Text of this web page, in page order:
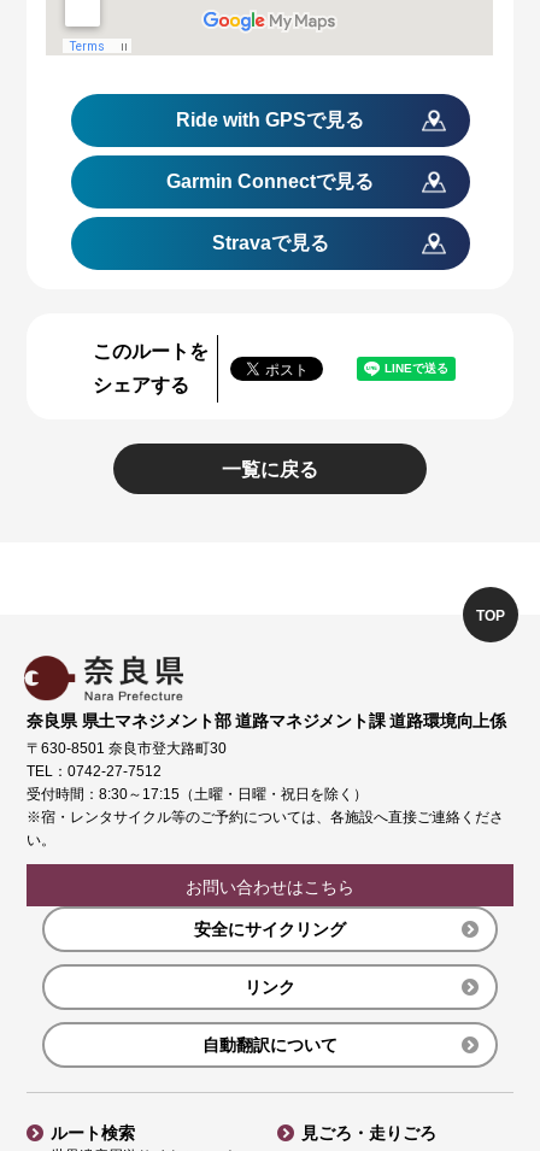
Ride with GPSで見る
Garmin Connectで見る
Stravaで見る
このルートを
シェアする
一覧に戻る
奈良県 県土マネジメント部 道路マネジメント課 道路環境向上係
〒630-8501 奈良市登大路町30
TEL：0742-27-7512
受付時間：8:30～17:15（土曜・日曜・祝日を除く）
※宿・レンタサイクル等のご予約については、各施設へ直接ご連絡くださ
い。
お問い合わせはこちら
安全にサイクリング
リンク
自動翻訳について
ルート検索
見ごろ・走りごろ
TOP